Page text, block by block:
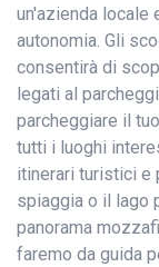
un'azienda locale
autonomia. Gli
consentirà di
legati al
parcheggiare il
tutti i luoghi
itinerari turistici e
spiaggia o il lago
panorama
faremo da guida